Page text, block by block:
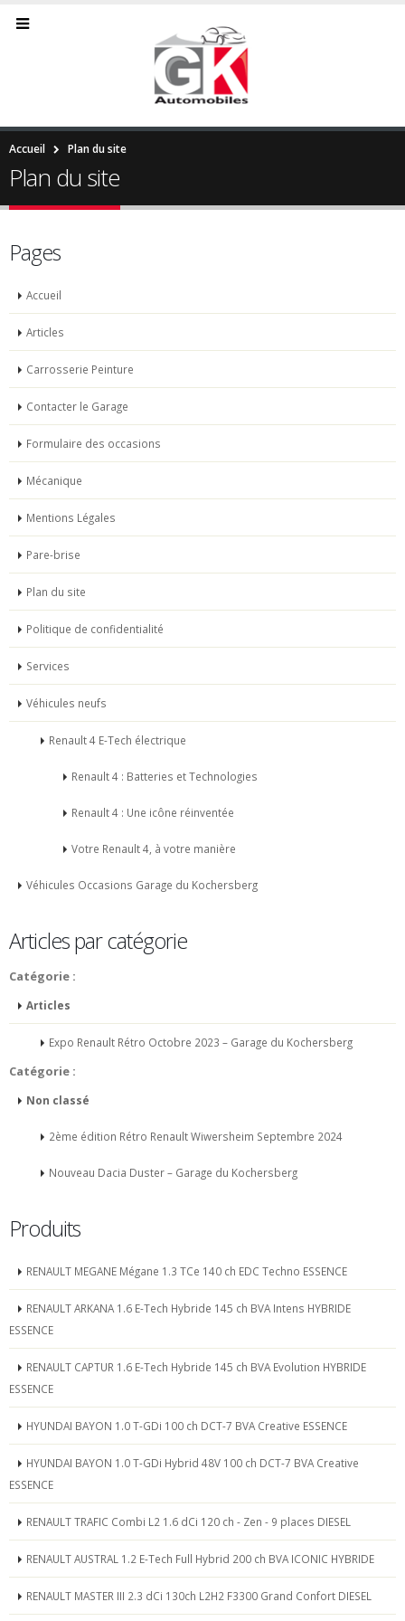
Accueil Plan du site
Plan du site
Pages
Accueil
Articles
Carrosserie Peinture
Contacter le Garage
Formulaire des occasions
Mécanique
Mentions Légales
Pare-brise
Plan du site
Politique de confidentialité
Services
Véhicules neufs
Renault 4 E-Tech électrique
Renault 4 : Batteries et Technologies
Renault 4 : Une icône réinventée
Votre Renault 4, à votre manière
Véhicules Occasions Garage du Kochersberg
Articles par catégorie
Catégorie :
Articles
Expo Renault Rétro Octobre 2023 – Garage du Kochersberg
Catégorie :
Non classé
2ème édition Rétro Renault Wiwersheim Septembre 2024
Nouveau Dacia Duster – Garage du Kochersberg
Produits
RENAULT MEGANE Mégane 1.3 TCe 140 ch EDC Techno ESSENCE
RENAULT ARKANA 1.6 E-Tech Hybride 145 ch BVA Intens HYBRIDE
ESSENCE
RENAULT CAPTUR 1.6 E-Tech Hybride 145 ch BVA Evolution HYBRIDE
ESSENCE
HYUNDAI BAYON 1.0 T-GDi 100 ch DCT-7 BVA Creative ESSENCE
HYUNDAI BAYON 1.0 T-GDi Hybrid 48V 100 ch DCT-7 BVA Creative
ESSENCE
RENAULT TRAFIC Combi L2 1.6 dCi 120 ch - Zen - 9 places DIESEL
RENAULT AUSTRAL 1.2 E-Tech Full Hybrid 200 ch BVA ICONIC HYBRIDE
RENAULT MASTER III 2.3 dCi 130ch L2H2 F3300 Grand Confort DIESEL